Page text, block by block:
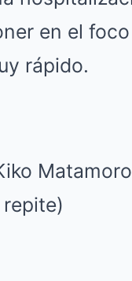
en el
rápido.